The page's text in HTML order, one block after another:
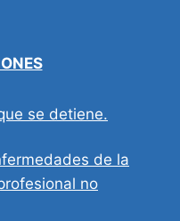
se detiene.
de la
no